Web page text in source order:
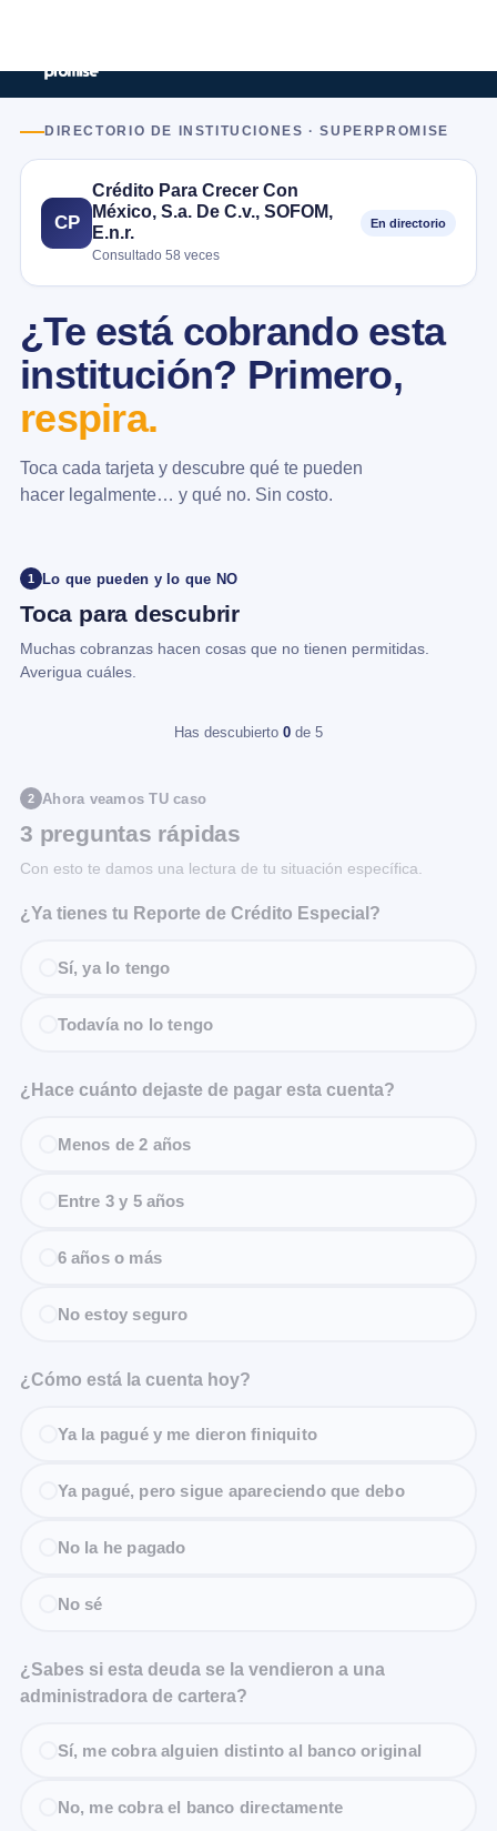
DIRECTORIO DE INSTITUCIONES · SUPERPROMISE
CP
Crédito Para Crecer Con
México, S.a. De C.v., SOFOM,
E.n.r.
Consultado 58 veces
En directorio
¿Te está cobrando esta
institución? Primero,
respira.
Toca cada tarjeta y descubre qué te pueden
hacer legalmente… y qué no. Sin costo.
1 Lo que pueden y lo que NO
Toca para descubrir
Muchas cobranzas hacen cosas que no tienen permitidas.
Averigua cuáles.
Has descubierto 0 de 5
2 Ahora veamos TU caso
3 preguntas rápidas
Con esto te damos una lectura de tu situación específica.
¿Ya tienes tu Reporte de Crédito Especial?
Sí, ya lo tengo
Todavía no lo tengo
¿Hace cuánto dejaste de pagar esta cuenta?
Menos de 2 años
Entre 3 y 5 años
6 años o más
No estoy seguro
¿Cómo está la cuenta hoy?
Ya la pagué y me dieron finiquito
Ya pagué, pero sigue apareciendo que debo
No la he pagado
No sé
¿Sabes si esta deuda se la vendieron a una
administradora de cartera?
Sí, me cobra alguien distinto al banco original
No, me cobra el banco directamente